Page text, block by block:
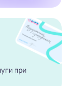
при